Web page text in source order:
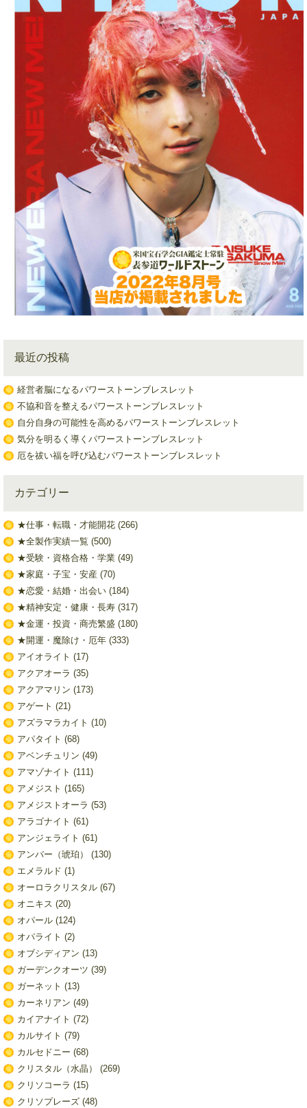
最近の投稿
経営者脳になるパワーストーンブレスレット
不協和音を整えるパワーストーンブレスレット
自分自身の可能性を高めるパワーストーンブレスレット
気分を明るく導くパワーストーンブレスレット
厄を祓い福を呼び込むパワーストーンブレスレット
カテゴリー
★仕事・転職・才能開花(266)
★全製作実績一覧 (500)
★受験・資格合格・学業(49)
★家庭・子宝・安産(70)
★恋愛・結婚・出会い(184)
★精神安定・健康・長寿(317)
★金運・投資・商売繁盛 (180)
★開運・魔除け・厄年(333)
アイオライト (17)
アクアオーラ (35)
アクアマリン (173)
アゲート (21)
アズラマラカイト (10)
アパタイト (68)
アベンチュリン (49)
アマゾナイト (111)
アメジスト (165)
アメジストオーラ (53)
アラゴナイト (61)
アンジェライト (61)
アンバー（琥珀）
(130)
エメラルド (1)
オーロラクリスタル(67)
オニキス (20)
オパール(124)
オパライト (2)
オブシディアン (13)
ガーデンクオーツ (39)
ガーネット (13)
カーネリアン (49)
カイアナイト (72)
カルサイト (79)
カルセドニー (68)
クリスタル（水晶）
(269)
クリソコーラ (15)
クリソプレーズ(48)